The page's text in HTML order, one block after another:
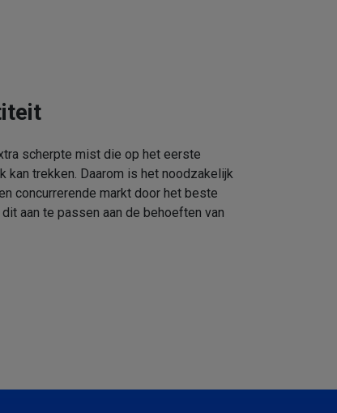
scherpte mist die op het eerste
kan trekken. Daarom is het noodzakelijk
concurrerende markt door het beste
aan te passen aan de behoeften van